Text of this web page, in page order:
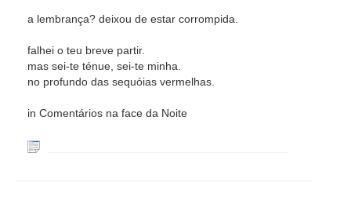
a lembrança? deixou de estar corrompida.
falhei o teu breve partir.
mas sei-te ténue, sei-te minha.
no profundo das sequóias vermelhas.
in Comentários na face da Noite